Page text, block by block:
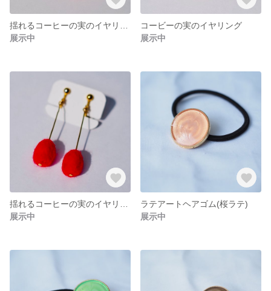
展示中
コービーの実のイヤリング
展示中
展示中
ラテアートヘアゴム(桜ラテ)
展示中